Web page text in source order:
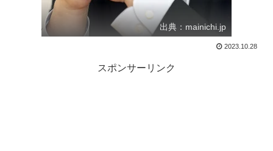
出典：mainichi.jp
2023.10.28
スポンサーリンク